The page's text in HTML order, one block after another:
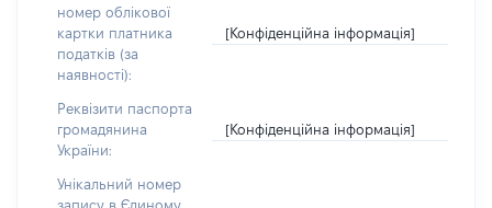
номер облікової
картки платника
податків (за
наявності):
[Конфіденційна інформація]
Реквізити паспорта
громадянина
України:
[Конфіденційна інформація]
Унікальний номер
запису в Єдиному